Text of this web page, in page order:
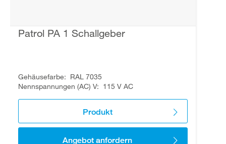
Patrol PA 1 Schallgeber
Gehäusefarbe
RAL 7035
Nennspannungen (AC) V
115 V AC
Produkt
Angebot anfordern